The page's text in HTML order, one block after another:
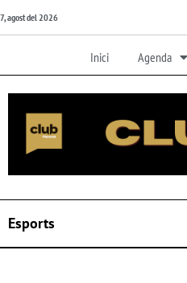
7, agost del 2026
Inici Agenda
Esports